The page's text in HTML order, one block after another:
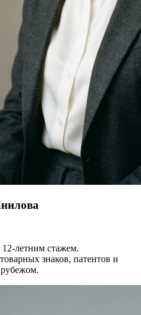
летним стажем.
знаков, патентов и
рубежом.